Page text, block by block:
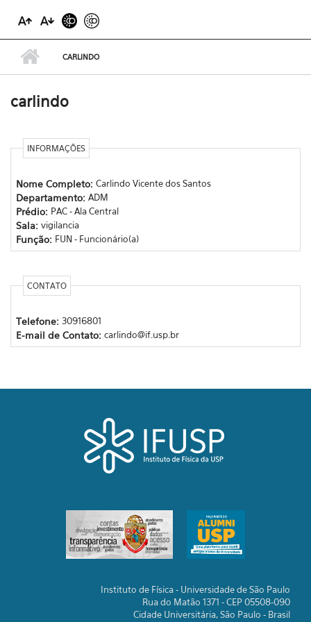
CARLINDO
carlindo
INFORMAÇÕES
Nome Completo: Carlindo Vicente dos Santos
Departamento: ADM
Prédio: PAC - Ala Central
Sala: vigilancia
Função: FUN - Funcionário(a)
CONTATO
Telefone: 30916801
E-mail de Contato: carlindo@if.usp.br
Instituto de Física - Universidade de São Paulo
Rua do Matão 1371 - CEP 05508-090
Cidade Universitária, São Paulo - Brasil